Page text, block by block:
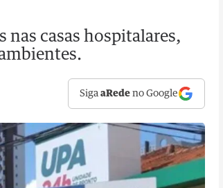
nas casas hospitalares,
SigaaRede no Google